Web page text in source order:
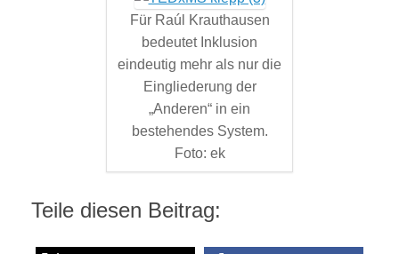
Für Raúl Krauthausen
bedeutet Inklusion
eindeutig mehr als nur die
Eingliederung der
„Anderen“ in ein
bestehendes System.
Foto: ek
Teile diesen Beitrag: